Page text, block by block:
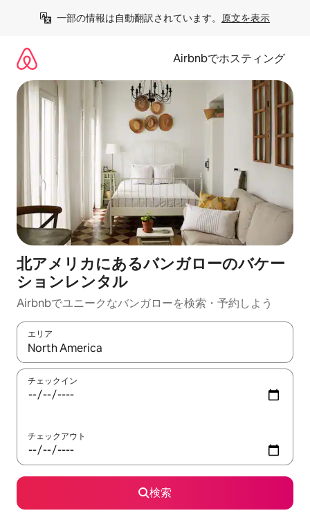
一部の情報は自動翻訳されています。 原文を表示
Airbnbでホスティング
北アメリカにあるバンガローのバケー
ションレンタル
Airbnbでユニークなバンガローを検索・予約しよう
エリア
検索結果が表示されたら、上下の矢印キーを使って移動するか
チェックイン
チェックアウト
検索